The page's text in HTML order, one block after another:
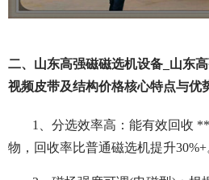
二、山东高强磁磁选机设备_山东
视频皮带及结构价格核心特点与优
1、分选效率高：能有效回收
物，回收率比普通磁选机提升30%+